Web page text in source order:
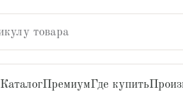
товара
КаталогПремиумГде купить